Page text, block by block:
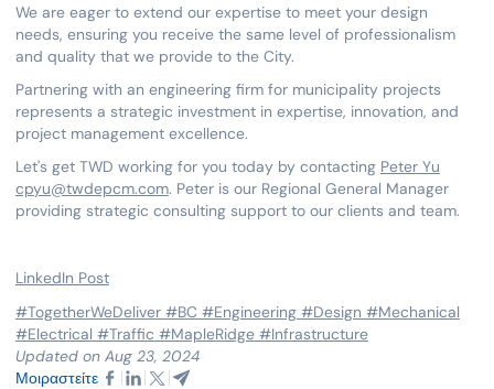
We are eager to extend our expertise to meet your design
needs, ensuring you receive the same level of professionalism
and quality that we provide to the City.
Partnering with an engineering firm for municipality projects
represents a strategic investment in expertise, innovation, and
project management excellence.
Let's get TWD working for you today by contacting Peter Yu
cpyu@twdepcm.com. Peter is our Regional General Manager
providing strategic consulting support to our clients and team.
LinkedIn Post
#TogetherWeDeliver#BC #Engineering#Design #Mechanical
#Electrical #Traffic #MapleRidge#Infrastructure
Updated on Aug 23, 2024
Μοιραστείτε